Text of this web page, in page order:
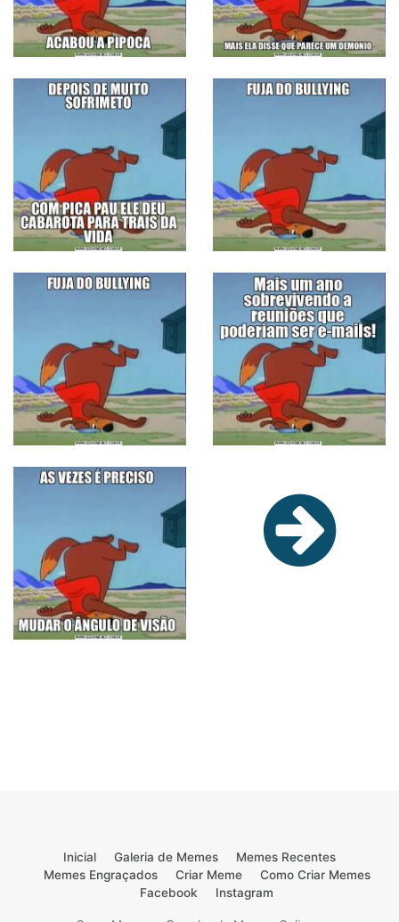
Inicial Galeria de Memes
Memes Recentes
Memes Engraçados
Criar Meme
Como Criar Memes
Facebook
Instagram